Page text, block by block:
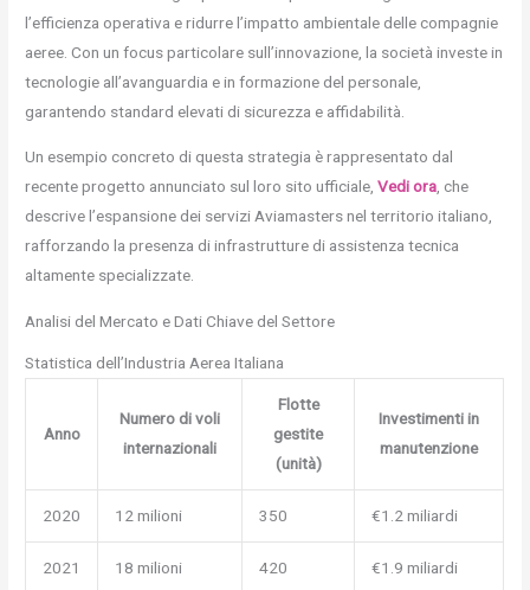
l’efficienza operativa e ridurre l’impatto ambientale delle compagnie
aeree. Con un focus particolare sull’innovazione, la società investe in
tecnologie all’avanguardia e in formazione del personale,
garantendo standard elevati di sicurezza e affidabilità.
Un esempio concreto di questa strategia è rappresentato dal
recente progetto annunciato sul loro sito ufficiale,Vedi ora, che
descrive l’espansione dei servizi Aviamasters nel territorio italiano,
rafforzando la presenza di infrastrutture di assistenza tecnica
altamente specializzate.
Analisi del Mercato e Dati Chiave del Settore
Statistica dell’Industria Aerea Italiana
Anno
Numero di voli
internazionali
Flotte
gestite
(unità)
Investimenti in
manutenzione
2020 12 milioni 350 €1.2 miliardi
2021 18 milioni 420 €1.9 miliardi